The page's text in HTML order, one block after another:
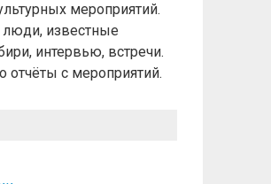
мероприятий.
известные
интервью, встречи.
отчёты с мероприятий.